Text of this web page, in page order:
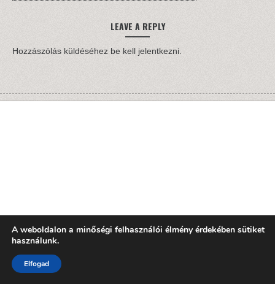
LEAVE A REPLY
Hozzászólás küldéséhez be kell jelentkezni
A weboldalon a minőségi felhasználói élmény érdekében sütiket
használunk.
Elfogad